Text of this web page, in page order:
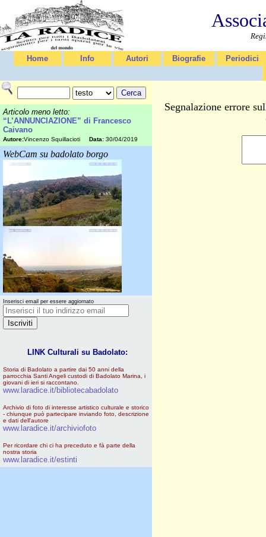
Home Info Autori Biografie Periodici
Articolo meno letto:
“L’ANNUNCIAZIONE” di Francesco
Caivano
Autore:Vincenzo Squillacioti Data: 30/04/2019
WebCam su badolato borgo
Inserisci email per essere aggiornato
LINK Culturali su Badolato:
Storia di Badolato a partire dai 50 anni della
parrocchia Santi Angeli custodi di Badolato Marina, i
giovani di ieri si raccontano.
www.laradice.it/bibliotecabadolato
Archivio di foto di interesse artistico culturale e storico
- chiunque può partecipare inviando foto, descrizione
e dati dell'autore
www.laradice.it/archiviofoto
Per ricordare chi ci ha preceduto e fà parte della
nostra storia
www.laradice.it/estinti
Segnalazione errore